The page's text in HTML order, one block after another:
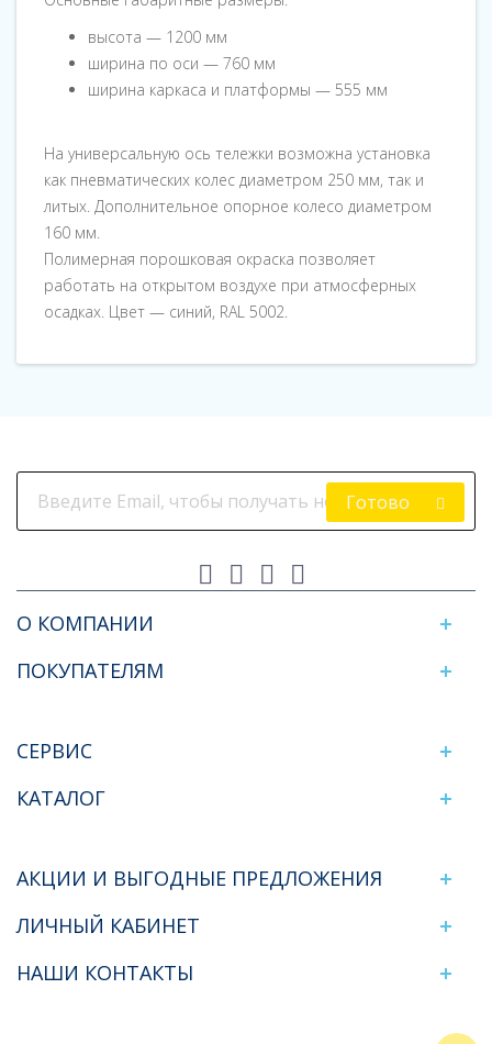
высота — 1200 мм
ширина по оси — 760 мм
ширина каркаса и платформы — 555 мм
На универсальную ось тележки возможна установка
как пневматических колес диаметром 250 мм, так и
литых. Дополнительное опорное колесо диаметром
160 мм.
Полимерная порошковая окраска позволяет
работать на открытом воздухе при атмосферных
осадках. Цвет — синий, RAL 5002.
Готово
О КОМПАНИИ
ПОКУПАТЕЛЯМ
СЕРВИС
КАТАЛОГ
АКЦИИ И ВЫГОДНЫЕ ПРЕДЛОЖЕНИЯ
ЛИЧНЫЙ КАБИНЕТ
НАШИ КОНТАКТЫ